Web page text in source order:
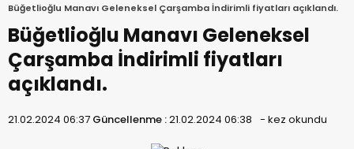
Büğetlioğlu Manavı Geleneksel Çarşamba İndirimli fiyatları açıklandı.
Büğetlioğlu Manavı Geleneksel
Çarşamba İndirimli fiyatları
açıklandı.
21.02.2024 06:37 Güncellenme :21.02.2024 06:38 - kez okundu